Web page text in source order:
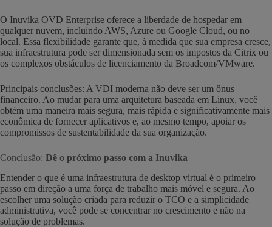
O Inuvika OVD Enterprise oferece a liberdade de hospedar em
qualquer nuvem, incluindo AWS, Azure ou Google Cloud, ou no
local. Essa flexibilidade garante que, à medida que sua empresa cresce,
sua infraestrutura pode ser dimensionada sem os impostos da Citrix ou
os complexos obstáculos de licenciamento da Broadcom/VMware.
Principais conclusões: A VDI moderna não deve ser um ônus
financeiro. Ao mudar para uma arquitetura baseada em Linux, você
obtém uma maneira mais segura, mais rápida e significativamente mais
econômica de fornecer aplicativos e, ao mesmo tempo, apoiar os
compromissos de sustentabilidade da sua organização.
Conclusão: Dê o próximo passo com a Inuvika
Entender o que é uma infraestrutura de desktop virtual é o primeiro
passo em direção a uma força de trabalho mais móvel e segura. Ao
escolher uma solução criada para reduzir o TCO e a simplicidade
administrativa, você pode se concentrar no crescimento e não na
solução de problemas.